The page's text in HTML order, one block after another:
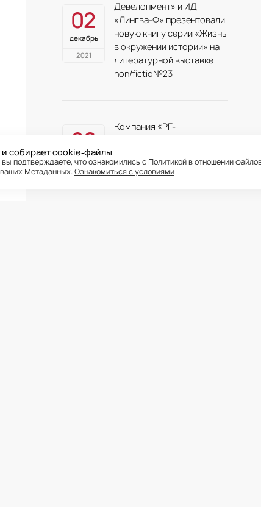
02
декабрь
2021
Девелопмент» и ИД
«Лингва-Ф» презентовали
новую книгу серии «Жизнь
в окружении истории» на
литературной выставке
non/fictio№23
26
ноябрь
2021
Компания «РГ-
квартиру в ЖК
«Октябрьское поле»
собирает cookie‑файлы
подтверждаете, что ознакомились с Политикой в отношении
Метаданных.Ознакомиться с условиями